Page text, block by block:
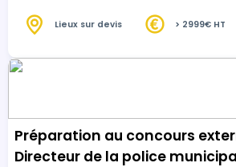
Lieux sur devis > 2999€ HT
Préparation au concours
Directeur de la police